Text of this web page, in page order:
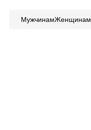
МужчинамЖенщинам